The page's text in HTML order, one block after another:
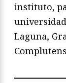
instituto,
Laguna,